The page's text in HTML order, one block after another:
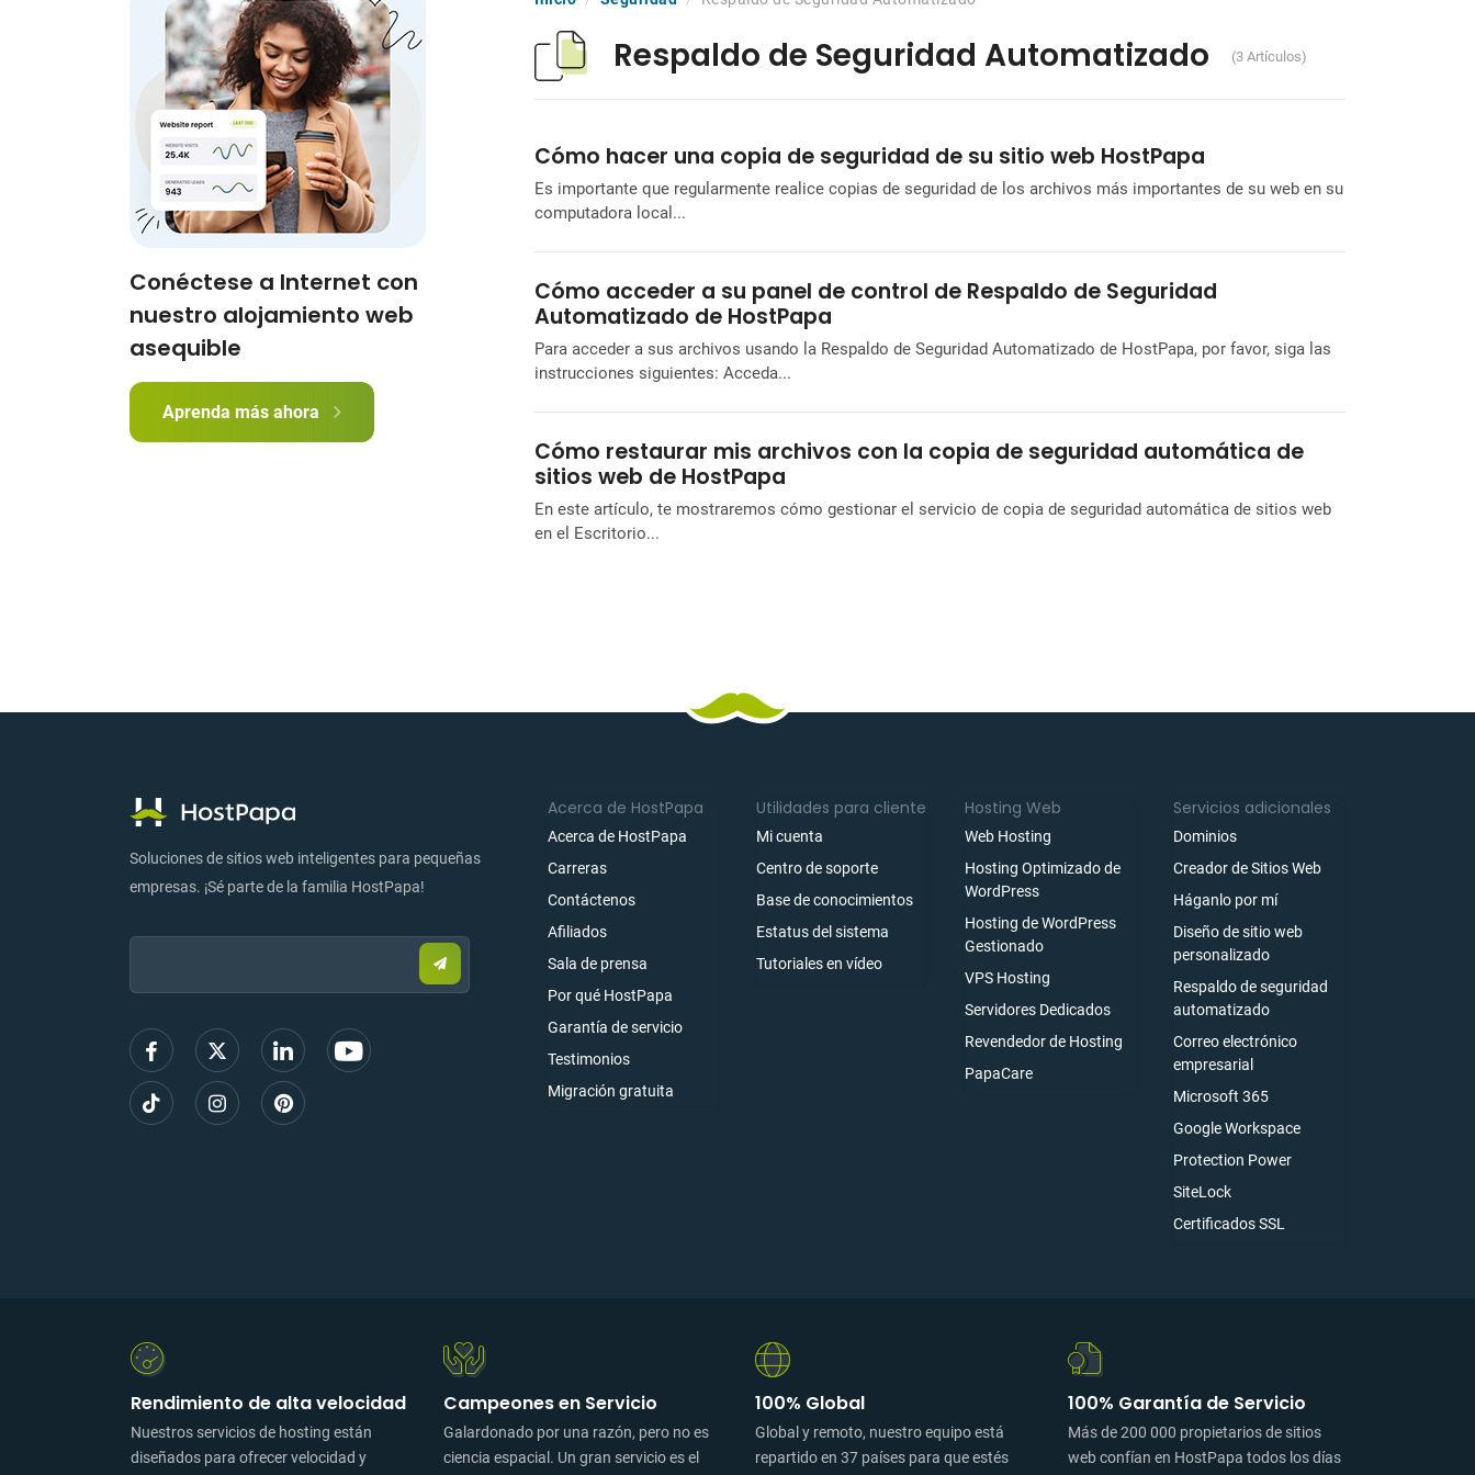
Respaldo de Seguridad Automatizado (3 Artículos)
Cómo hacer una copia de seguridad de su sitio web HostPapa
Es importante que regularmente realice copias de seguridad de los archivos más importantes de su web en su
computadora local...
Cómo acceder a su panel de control de Respaldo de Seguridad
Automatizado de HostPapa
Para acceder a sus archivos usando la Respaldo de Seguridad Automatizado de HostPapa, por favor, siga las
instrucciones siguientes: Acceda...
Cómo restaurar mis archivos con la copia de seguridad automática de
sitios web de HostPapa
En este artículo, te mostraremos cómo gestionar el servicio de copia de seguridad automática de sitios web
en el Escritorio...
Conéctese a Internet con
nuestro alojamiento web
asequible
Aprenda más ahora
Soluciones de sitios web inteligentes para pequeñas
empresas. ¡Sé parte de la familia HostPapa!
Email:
Enviar
correo
para
Acerca de HostPapa
Acerca de HostPapa
Carreras
Contáctenos
Afiliados
Sala de prensa
Por qué HostPapa
Garantía de servicio
Testimonios
Migración gratuita
Utilidades para cliente
Mi cuenta
Centro de soporte
Base de conocimientos
Estatus del sistema
Tutoriales en vídeo
Hosting Web
Web Hosting
Hosting Optimizado de
WordPress
Hosting de WordPress
Gestionado
VPS Hosting
Servidores Dedicados
Revendedor de Hosting
PapaCare
Servicios adicionales
Dominios
Creador de Sitios Web
Háganlo por mí
Diseño de sitio web
personalizado
Respaldo de seguridad
automatizado
Correo electrónico
empresarial
Microsoft 365
Google Workspace
Protection Power
SiteLock
Certificados SSL
Rendimiento de alta velocidad
Nuestros servicios de hosting están
diseñados para ofrecer velocidad y
Campeones en Servicio
Galardonado por una razón, pero no es
ciencia espacial. Un gran servicio es el
100% Global
Global y remoto, nuestro equipo está
repartido en 37 países para que estés
100% Garantía de Servicio
Más de 200 000 propietarios de sitios
web confían en HostPapa todos los días